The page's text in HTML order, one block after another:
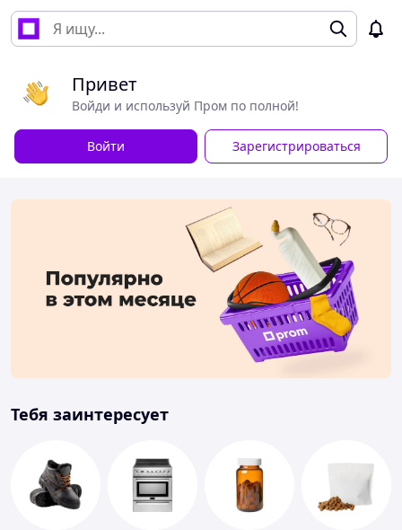
Привет
Войди и используй Пром по полной!
Войти Зарегистрироваться
Тебя заинтересует